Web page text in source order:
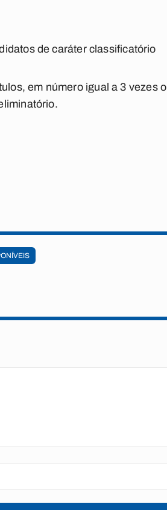
de caráter classificatório
em número igual a 3 vezes o